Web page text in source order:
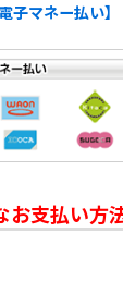
子マネー払い】
お支払い方